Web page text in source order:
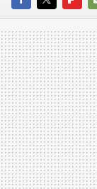
FACEBOOKTWITTER